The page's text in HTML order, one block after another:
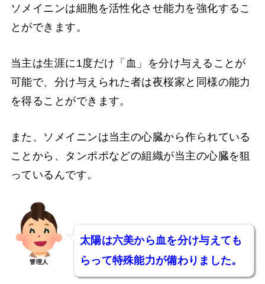
ソメイニンは細胞を活性化させ能力を強化するこ
とができます。
当主は生涯に1度だけ「血」を分け与えることが
可能で、分け与えられた者は夜桜家と同様の能力
を得ることができます。
また、ソメイニンは当主の心臓から作られている
ことから、タンポポなどの組織が当主の心臓を狙
っているんです。
管理人
太陽は六美から血を分け与えても
らって特殊能力が備わりました。